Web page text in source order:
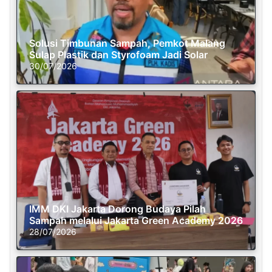
Solusi Timbunan Sampah, Pemkot Malang
Sulap Plastik dan Styrofoam Jadi Solar
30/07/2026
IMM DKI Jakarta Dorong Budaya Pilah
Sampah melalui Jakarta Green Academy 2026
28/07/2026